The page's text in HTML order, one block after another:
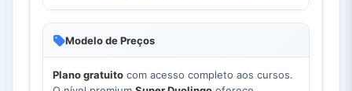
Modelo de Preços
Plano gratuito com acesso completo aos cursos.